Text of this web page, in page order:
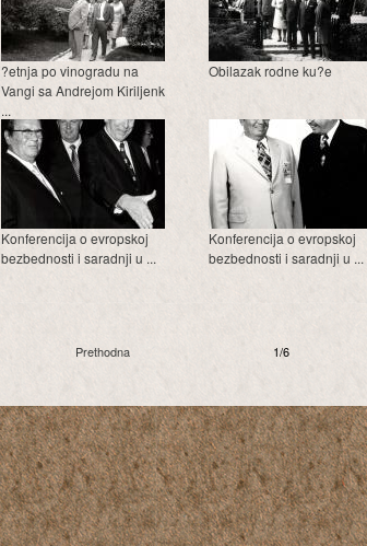
?etnja po vinogradu na
Vangi sa Andrejom Kiriljenk
...
Obilazak rodne ku?e
Konferencija o evropskoj
bezbednosti i saradnji u ...
Konferencija o evropskoj
bezbednosti i saradnji u ...
Prethodna 1/6